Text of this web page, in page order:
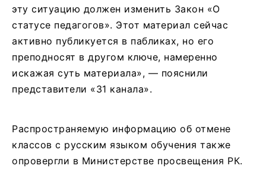
эту ситуацию должен изменить Закон «О
статусе педагогов». Этот материал сейчас
активно публикуется в пабликах, но его
преподносят в другом ключе, намеренно
искажая суть материала», — пояснили
представители «31 канала».
Распространяемую информацию об отмене
классов с русским языком обучения также
опровергли в Министерстве просвещения РК.